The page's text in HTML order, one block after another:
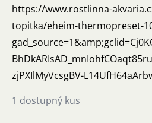
https://www.rostlinna-
topitka/eheim-thermopreset-
zjPXIlMyVcsgBV-
1 dostupný kus